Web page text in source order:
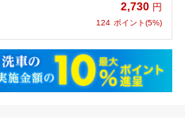
2,730 円
124 ポイント(5%)